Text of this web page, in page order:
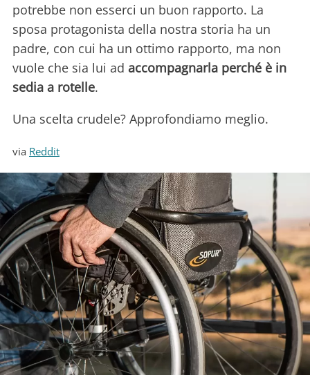
potrebbe non esserci un buon rapporto. La
sposa protagonista della nostra storia ha un
padre, con cui ha un ottimo rapporto, ma non
vuole che sia lui ad accompagnarla perché è in
sedia a rotelle.
Una scelta crudele? Approfondiamo meglio.
via Reddit